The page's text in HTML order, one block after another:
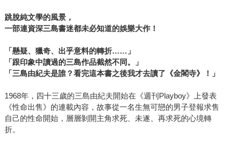
跳脫純文學的風景，
一部連資深三島書迷都未必知道的娛樂大作！
「懸疑、獵奇、出乎意料的轉折……」
「跟印象中讀過的三島作品截然不同。」
「三島由紀夫是誰？看完這本書之後我才去讀了《金閣寺》！」
1968年，四十三歲的三島由紀夫開始在《週刊Playboy》上發表
《性命出售》的連載內容，故事從一名生無可戀的男子登報求售
自己的性命開始，層層剝開主角求死、未遂、再求死的心境轉
折。